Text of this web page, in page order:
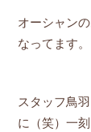
オーシャン
なってます。
スタッフ鳥
に（笑）一